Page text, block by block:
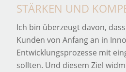
STÄRKEN UND
Ich bin überzeugt davon,
Kunden von Anfang an in
Entwicklungsprozesse mit
sollten. Und diesem Ziel